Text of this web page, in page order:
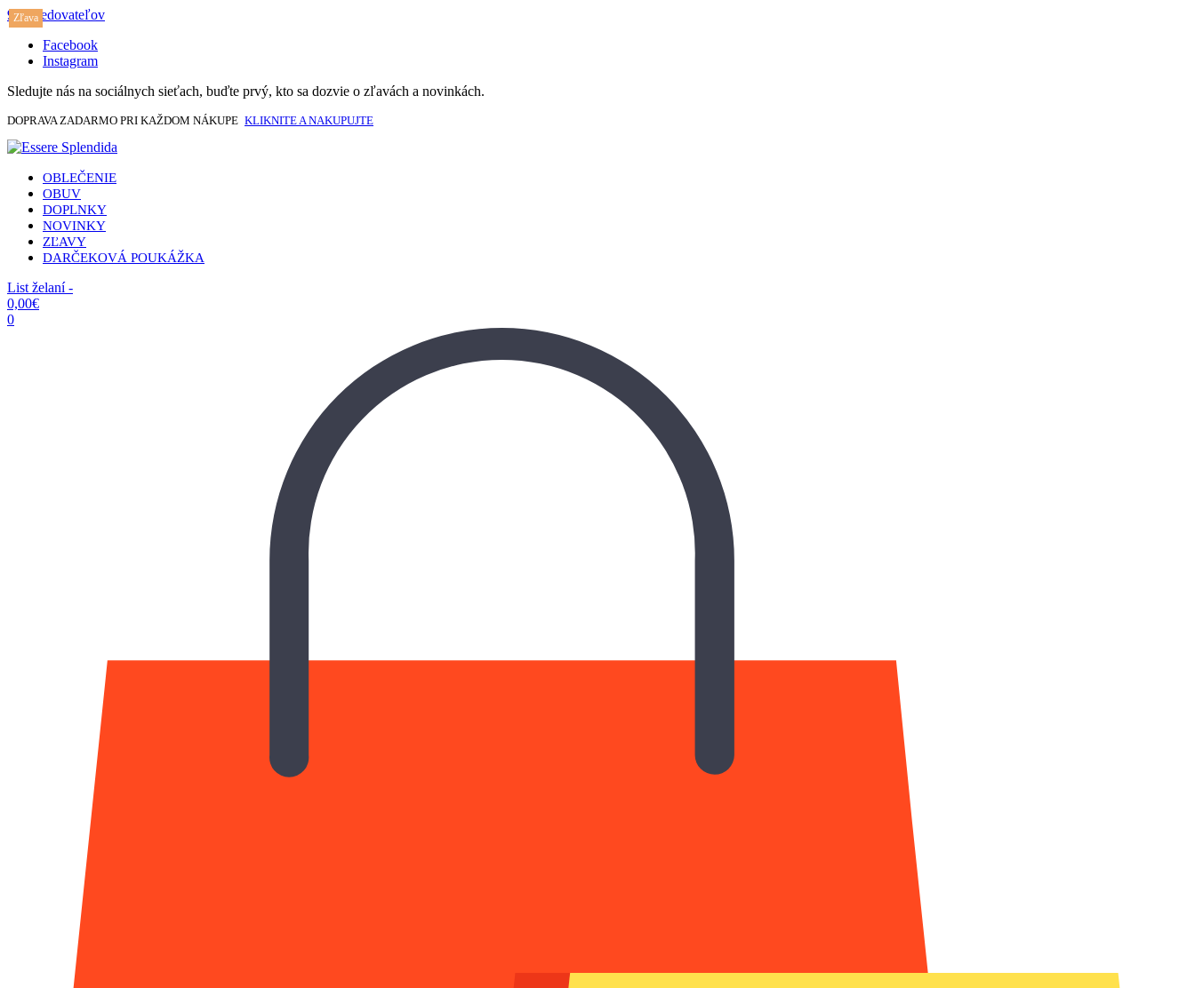
917 sledovateľov
Facebook
Instagram
Sledujte nás na sociálnych sieťach, buďte prvý, kto sa dozvie o zľavách a novinkách.
DOPRAVA ZADARMO PRI KAŽDOM NÁKUPE KLIKNITE A NAKUPUJTE
OBLEČENIE
OBUV
DOPLNKY
NOVINKY
ZĽAVY
DARČEKOVÁ POUKÁŽKA
List želaní -
0,00€
0
Zľava